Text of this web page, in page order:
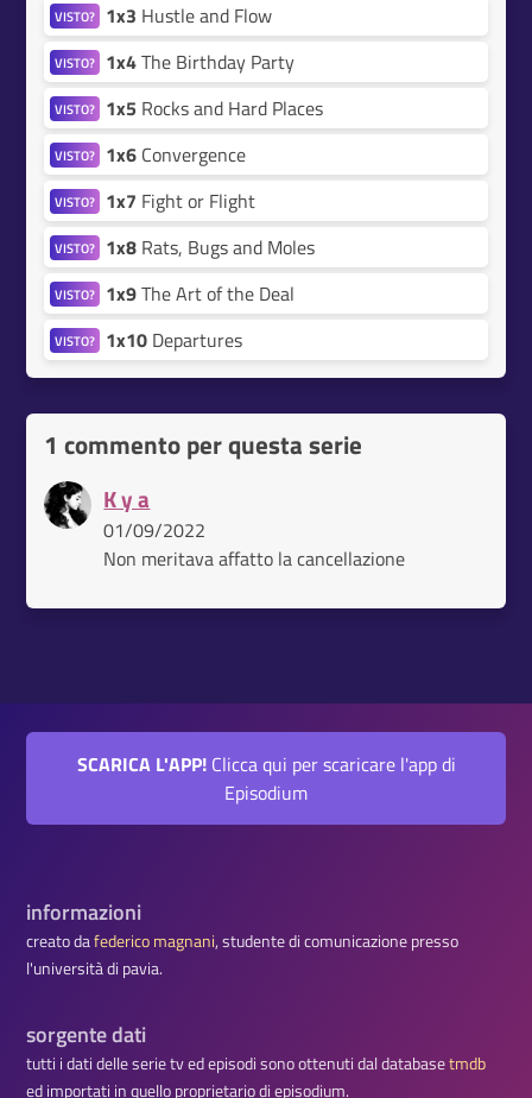
VISTO? 1x3 Hustle and Flow
VISTO? 1x4The Birthday Party
VISTO? 1x5 Rocks and Hard Places
VISTO? 1x6 Convergence
VISTO? 1x7 Fight or Flight
VISTO? 1x8 Rats, Bugs and Moles
VISTO? 1x9The Art of the Deal
VISTO? 1x10 Departures
1 commento per questa serie
K y a
01/09/2022
Non meritava affatto la cancellazione
SCARICA L'APP!Clicca qui per scaricare l'app di
Episodium
informazioni
creato dafederico magnani, studente di comunicazione presso
l'università di pavia.
sorgente dati
tutti i dati delle serie tv ed episodi sono ottenuti dal databasetmdb
ed importati in quello proprietario di episodium.